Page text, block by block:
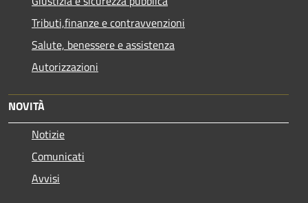
Tributi,finanze e contravvenzioni
Salute, benessere e assistenza
Autorizzazioni
NOVITÀ
Notizie
Comunicati
Avvisi